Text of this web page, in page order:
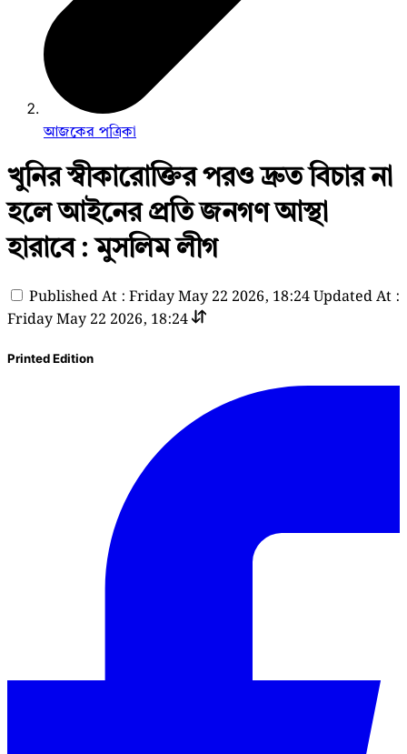
আজকের পত্রিকা
খুনির স্বীকারোক্তির পরও দ্রুত বিচার না
হলে আইনের প্রতি জনগণ আস্থা
হারাবে : মুসলিম লীগ
Published At : Friday May 22 2026, 18:24Updated At :
Friday May 22 2026, 18:24
Printed Edition